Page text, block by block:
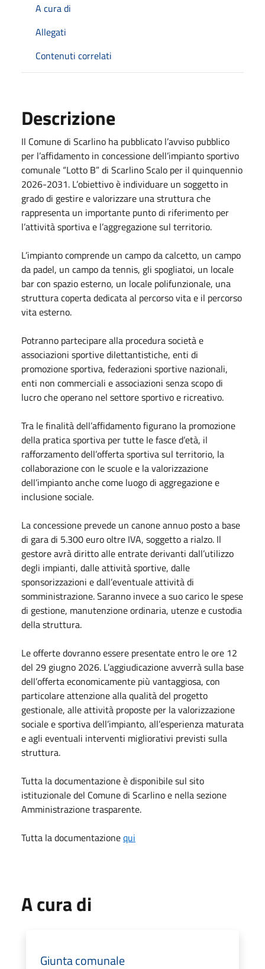
A cura di
Allegati
Contenuti correlati
Descrizione
Il Comune di Scarlino ha pubblicato l’avviso pubblico
per l’affidamento in concessione dell’impianto sportivo
comunale “Lotto B” di Scarlino Scalo per il quinquennio
2026-2031. L’obiettivo è individuare un soggetto in
grado di gestire e valorizzare una struttura che
rappresenta un importante punto di riferimento per
l’attività sportiva e l’aggregazione sul territorio.
L’impianto comprende un campo da calcetto, un campo
da padel, un campo da tennis, gli spogliatoi, un locale
bar con spazio esterno, un locale polifunzionale, una
struttura coperta dedicata al percorso vita e il percorso
vita esterno.
Potranno partecipare alla procedura società e
associazioni sportive dilettantistiche, enti di
promozione sportiva, federazioni sportive nazionali,
enti non commerciali e associazioni senza scopo di
lucro che operano nel settore sportivo e ricreativo.
Tra le finalità dell’affidamento figurano la promozione
della pratica sportiva per tutte le fasce d’età, il
rafforzamento dell’offerta sportiva sul territorio, la
collaborazione con le scuole e la valorizzazione
dell’impianto anche come luogo di aggregazione e
inclusione sociale.
La concessione prevede un canone annuo posto a base
di gara di 5.300 euro oltre IVA, soggetto a rialzo. Il
gestore avrà diritto alle entrate derivanti dall’utilizzo
degli impianti, dalle attività sportive, dalle
sponsorizzazioni e dall’eventuale attività di
somministrazione. Saranno invece a suo carico le spese
di gestione, manutenzione ordinaria, utenze e custodia
della struttura.
Le offerte dovranno essere presentate entro le ore 12
del 29 giugno 2026. L’aggiudicazione avverrà sulla base
dell’offerta economicamente più vantaggiosa, con
particolare attenzione alla qualità del progetto
gestionale, alle attività proposte per la valorizzazione
sociale e sportiva dell’impianto, all’esperienza maturata
e agli eventuali interventi migliorativi previsti sulla
struttura.
Tutta la documentazione è disponibile sul sito
istituzionale del Comune di Scarlino e nella sezione
Amministrazione trasparente.
Tutta la documentazionequi
A cura di
Giunta comunale